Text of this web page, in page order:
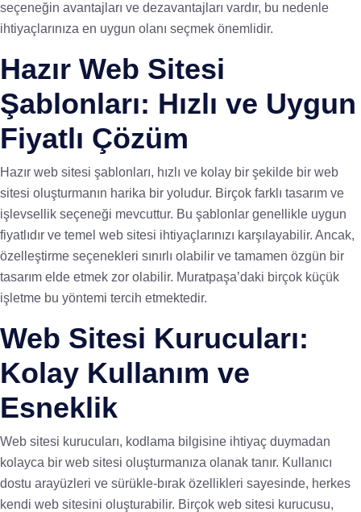
seçeneğin avantajları ve dezavantajları vardır, bu nedenle
ihtiyaçlarınıza en uygun olanı seçmek önemlidir.
Hazır Web Sitesi
Şablonları: Hızlı ve Uygun
Fiyatlı Çözüm
Hazır web sitesi şablonları, hızlı ve kolay bir şekilde bir web
sitesi oluşturmanın harika bir yoludur. Birçok farklı tasarım ve
işlevsellik seçeneği mevcuttur. Bu şablonlar genellikle uygun
fiyatlıdır ve temel web sitesi ihtiyaçlarınızı karşılayabilir. Ancak,
özelleştirme seçenekleri sınırlı olabilir ve tamamen özgün bir
tasarım elde etmek zor olabilir. Muratpaşa’daki birçok küçük
işletme bu yöntemi tercih etmektedir.
Web Sitesi Kurucuları:
Kolay Kullanım ve
Esneklik
Web sitesi kurucuları, kodlama bilgisine ihtiyaç duymadan
kolayca bir web sitesi oluşturmanıza olanak tanır. Kullanıcı
dostu arayüzleri ve sürükle-bırak özellikleri sayesinde, herkes
kendi web sitesini oluşturabilir. Birçok web sitesi kurucusu,